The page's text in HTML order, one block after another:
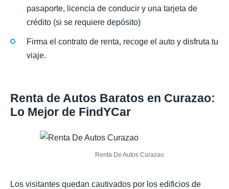
pasaporte, licencia de conducir y una tarjeta de
crédito (si se requiere depósito)
Firma el contrato de renta, recoge el auto y disfruta tu
viaje.
Renta de Autos Baratos en Curazao:
Lo Mejor de FindYCar
Renta De Autos Curazao
Los visitantes quedan cautivados por los edificios de